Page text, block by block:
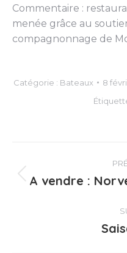
Commentaire :
menée grâce au
compagnonnage de
Catégorie : Bateaux 8
Navigation
article
A vendre :